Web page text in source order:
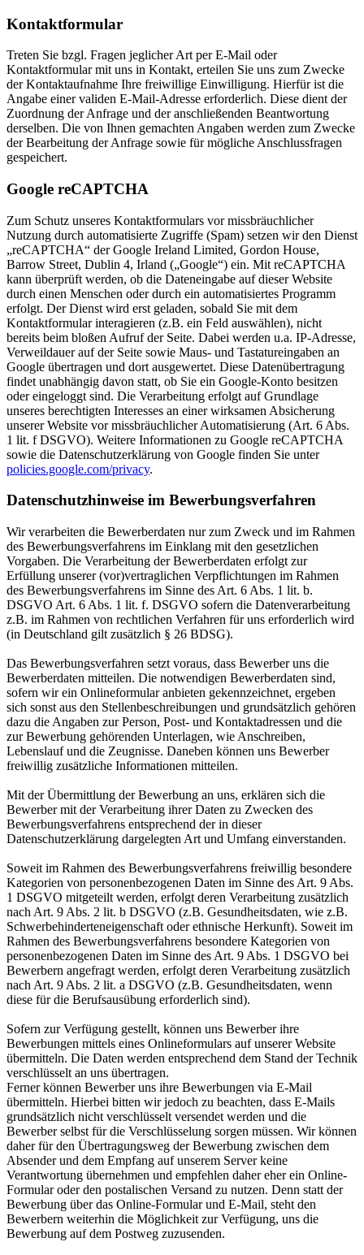
Kontaktformular
Treten Sie bzgl. Fragen jeglicher Art per E-Mail oder
Kontaktformular mit uns in Kontakt, erteilen Sie uns zum Zwecke
der Kontaktaufnahme Ihre freiwillige Einwilligung. Hierfür ist die
Angabe einer validen E-Mail-Adresse erforderlich. Diese dient der
Zuordnung der Anfrage und der anschließenden Beantwortung
derselben. Die von Ihnen gemachten Angaben werden zum Zwecke
der Bearbeitung der Anfrage sowie für mögliche Anschlussfragen
gespeichert.
Google reCAPTCHA
Zum Schutz unseres Kontaktformulars vor missbräuchlicher
Nutzung durch automatisierte Zugriffe (Spam) setzen wir den Dienst
„reCAPTCHA“ der Google Ireland Limited, Gordon House,
Barrow Street, Dublin 4, Irland („Google“) ein. Mit reCAPTCHA
kann überprüft werden, ob die Dateneingabe auf dieser Website
durch einen Menschen oder durch ein automatisiertes Programm
erfolgt. Der Dienst wird erst geladen, sobald Sie mit dem
Kontaktformular interagieren (z.B. ein Feld auswählen), nicht
bereits beim bloßen Aufruf der Seite. Dabei werden u.a. IP-Adresse,
Verweildauer auf der Seite sowie Maus- und Tastatureingaben an
Google übertragen und dort ausgewertet. Diese Datenübertragung
findet unabhängig davon statt, ob Sie ein Google-Konto besitzen
oder eingeloggt sind. Die Verarbeitung erfolgt auf Grundlage
unseres berechtigten Interesses an einer wirksamen Absicherung
unserer Website vor missbräuchlicher Automatisierung (Art. 6 Abs.
1 lit. f DSGVO). Weitere Informationen zu Google reCAPTCHA
sowie die Datenschutzerklärung von Google finden Sie unter
policies.google.com/privacy.
Datenschutzhinweise im Bewerbungsverfahren
Wir verarbeiten die Bewerberdaten nur zum Zweck und im Rahmen
des Bewerbungsverfahrens im Einklang mit den gesetzlichen
Vorgaben. Die Verarbeitung der Bewerberdaten erfolgt zur
Erfüllung unserer (vor)vertraglichen Verpflichtungen im Rahmen
des Bewerbungsverfahrens im Sinne des Art. 6 Abs. 1 lit. b.
DSGVO Art. 6 Abs. 1 lit. f. DSGVO sofern die Datenverarbeitung
z.B. im Rahmen von rechtlichen Verfahren für uns erforderlich wird
(in Deutschland gilt zusätzlich § 26 BDSG).
Das Bewerbungsverfahren setzt voraus, dass Bewerber uns die
Bewerberdaten mitteilen. Die notwendigen Bewerberdaten sind,
sofern wir ein Onlineformular anbieten gekennzeichnet, ergeben
sich sonst aus den Stellenbeschreibungen und grundsätzlich gehören
dazu die Angaben zur Person, Post- und Kontaktadressen und die
zur Bewerbung gehörenden Unterlagen, wie Anschreiben,
Lebenslauf und die Zeugnisse. Daneben können uns Bewerber
freiwillig zusätzliche Informationen mitteilen.
Mit der Übermittlung der Bewerbung an uns, erklären sich die
Bewerber mit der Verarbeitung ihrer Daten zu Zwecken des
Bewerbungsverfahrens entsprechend der in dieser
Datenschutzerklärung dargelegten Art und Umfang einverstanden.
Soweit im Rahmen des Bewerbungsverfahrens freiwillig besondere
Kategorien von personenbezogenen Daten im Sinne des Art. 9 Abs.
1 DSGVO mitgeteilt werden, erfolgt deren Verarbeitung zusätzlich
nach Art. 9 Abs. 2 lit. b DSGVO (z.B. Gesundheitsdaten, wie z.B.
Schwerbehinderteneigenschaft oder ethnische Herkunft). Soweit im
Rahmen des Bewerbungsverfahrens besondere Kategorien von
personenbezogenen Daten im Sinne des Art. 9 Abs. 1 DSGVO bei
Bewerbern angefragt werden, erfolgt deren Verarbeitung zusätzlich
nach Art. 9 Abs. 2 lit. a DSGVO (z.B. Gesundheitsdaten, wenn
diese für die Berufsausübung erforderlich sind).
Sofern zur Verfügung gestellt, können uns Bewerber ihre
Bewerbungen mittels eines Onlineformulars auf unserer Website
übermitteln. Die Daten werden entsprechend dem Stand der Technik
verschlüsselt an uns übertragen.
Ferner können Bewerber uns ihre Bewerbungen via E-Mail
übermitteln. Hierbei bitten wir jedoch zu beachten, dass E-Mails
grundsätzlich nicht verschlüsselt versendet werden und die
Bewerber selbst für die Verschlüsselung sorgen müssen. Wir können
daher für den Übertragungsweg der Bewerbung zwischen dem
Absender und dem Empfang auf unserem Server keine
Verantwortung übernehmen und empfehlen daher eher ein Online-
Formular oder den postalischen Versand zu nutzen. Denn statt der
Bewerbung über das Online-Formular und E-Mail, steht den
Bewerbern weiterhin die Möglichkeit zur Verfügung, uns die
Bewerbung auf dem Postweg zuzusenden.